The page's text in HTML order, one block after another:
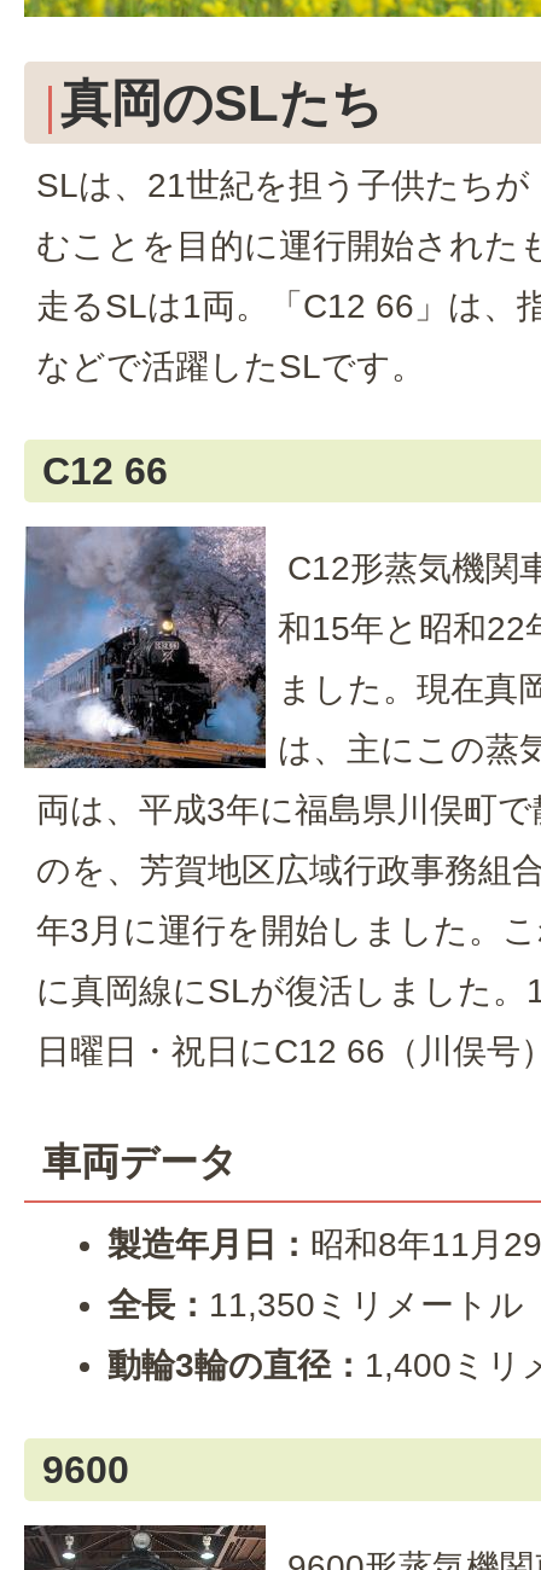
真岡のSLたち
SLは、21世紀を担う子供たち
むことを目的に運行開始された
走るSLは1両。「C12 66」は、
などで活躍したSLです。
C12 66
C12形蒸気機関
和15年と昭和22
ました。現在真
は、主にこの蒸
両は、平成3年に福島県川俣町
のを、芳賀地区広域行政事務組
年3月に運行を開始しました。
に真岡線にSLが復活しました。
日曜日・祝日にC12 66（川俣
車両データ
製造年月日： 昭和8年11月
全長： 11,350ミリメートル
動輪3輪の直径： 1,400ミリ
9600